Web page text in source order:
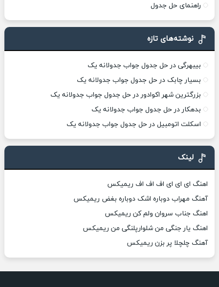
راهنمای حل جدول
نوشته‌های تازه
بیبهرگی در حل جدول جواب جدولانه یک
بسیار چابک در حل جدول جواب جدولانه یک
بزرگترین شهر اکوادور در حل جدول جواب جدولانه یک
بدهکار در حل جدول جواب جدولانه یک
اسکلت اتومبیل در حل جدول جواب جدولانه یک
لینک
اهنگ ای ای ای اف اف اف ریمیکس
آهنگ مهراب دوباره اشک دوباره بغض ریمیکس
اهنگ جناب سروان ولم کن ریمیکس
اهنگ یار جنگی من شلوارپلنگی من ریمیکس
آهنگ چلچلا پر بزن ریمیکس